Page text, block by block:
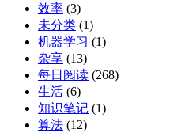
效率 (3)
未分类 (1)
机器学习 (1)
杂享 (13)
每日阅读 (268)
生活 (6)
知识笔记 (1)
算法 (12)